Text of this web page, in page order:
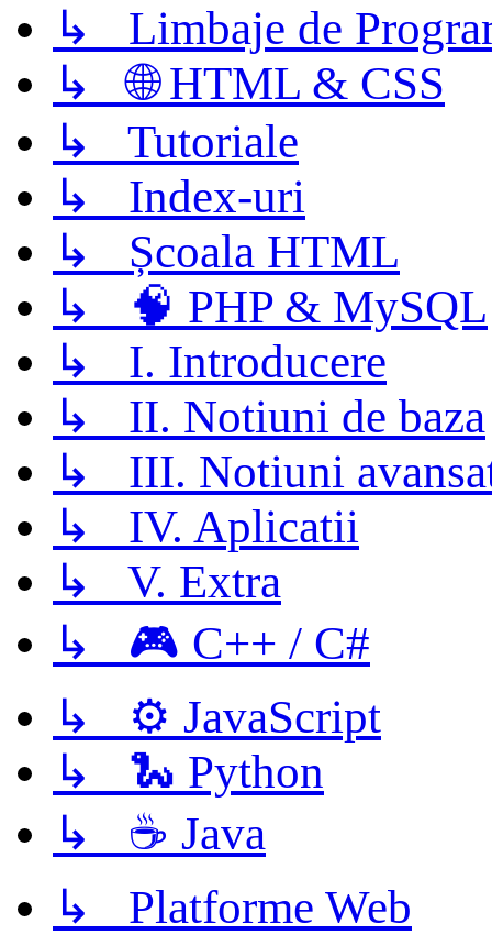
↳ Limbaje de
↳ 🌐 HTML & CSS
↳ Tutoriale
↳ Index-uri
↳ Școala HTML
↳ 🧠 PHP & MySQL
↳ I. Introducere
↳ II. Notiuni de baza
↳ III. Notiuni
↳ IV. Aplicatii
↳ V. Extra
↳ 🎮 C++ / C#
↳ ⚙️ JavaScript
↳ 🐍 Python
↳ ☕ Java
↳ Platforme Web